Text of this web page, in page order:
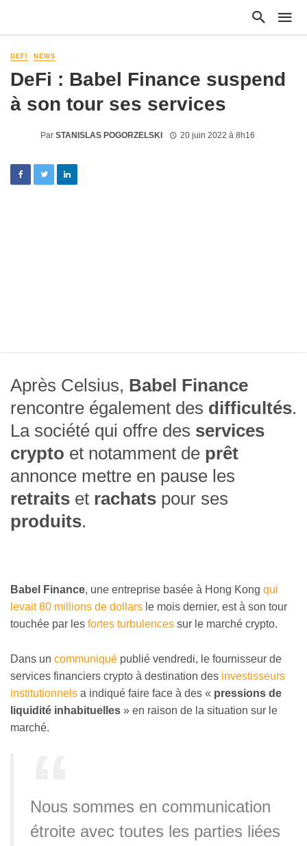
DEFI NEWS
DeFi : Babel Finance suspend
à son tour ses services
Par STANISLAS POGORZELSKI 20 juin 2022 à 8h16
Après Celsius, Babel Finance
rencontre également des difficultés.
La société qui offre des services
crypto et notamment de prêt
annonce mettre en pause les
retraits et rachats pour ses
produits.
Babel Finance, une entreprise basée à Hong Kong qui
levait 80 millions de dollars le mois dernier, est à son tour
touchée par les fortes turbulences sur le marché crypto.
Dans un communiqué publié vendredi, le fournisseur de
services financiers crypto à destination des investisseurs
institutionnels a indiqué faire face à des « pressions de
liquidité inhabituelles » en raison de la situation sur le
marché.
Nous sommes en communication
étroite avec toutes les parties liées